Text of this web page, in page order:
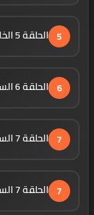
5 الحلقة 5 الخامسة
6 الحلقة 6 السادسة
7 الحلقة 7 السابعة
7 الحلقة 7 السابعة